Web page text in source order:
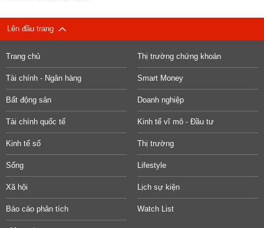
Lên đầu trang
Trang chủ Thị trường chứng khoán
Tài chính - Ngân hàng Smart Money
Bất động sản Doanh nghiệp
Tài chính quốc tế Kinh tế vĩ mô - Đầu tư
Kinh tế số Thị trường
Sống Lifestyle
Xã hội Lịch sự kiện
Báo cáo phân tích Watch List